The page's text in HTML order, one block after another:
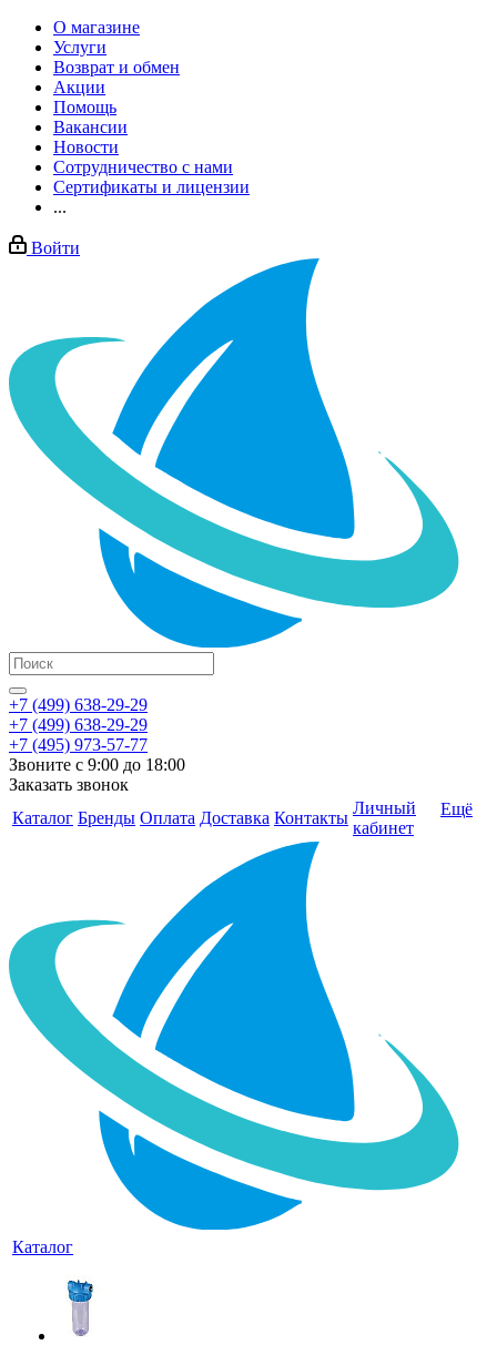
О магазине
Услуги
Возврат и обмен
Акции
Помощь
Вакансии
Новости
Сотрудничество с нами
Сертификаты и лицензии
...
Войти
+7 (499) 638-29-29
+7 (499) 638-29-29
+7 (495) 973-57-77
Звоните с 9:00 до 18:00
Заказать звонок
Каталог Бренды Оплата Доставка Контакты
Личный
кабинет
Ещё
Каталог